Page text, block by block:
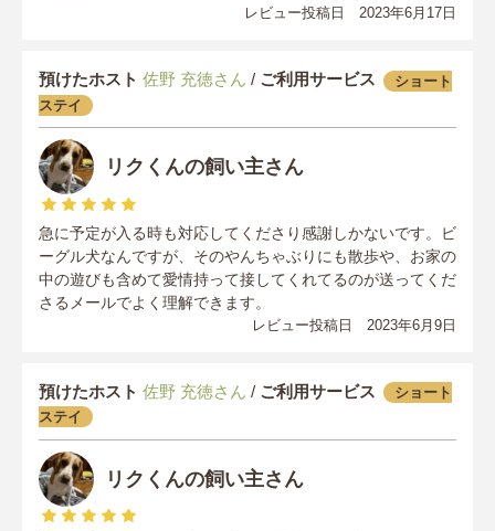
レビュー投稿日 2023年6月17日
預けたホスト 佐野 充徳さん / ご利用サービス
ショート
ステイ
リクくんの飼い主さん
急に予定が入る時も対応してくださり感謝しかないです。ビ
ーグル犬なんですが、そのやんちゃぶりにも散歩や、お家の
中の遊びも含めて愛情持って接してくれてるのが送ってくだ
さるメールでよく理解できます。
レビュー投稿日 2023年6月9日
預けたホスト 佐野 充徳さん / ご利用サービス
ショート
ステイ
リクくんの飼い主さん